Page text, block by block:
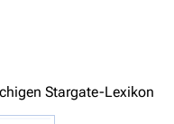
Stargate-Lexikon